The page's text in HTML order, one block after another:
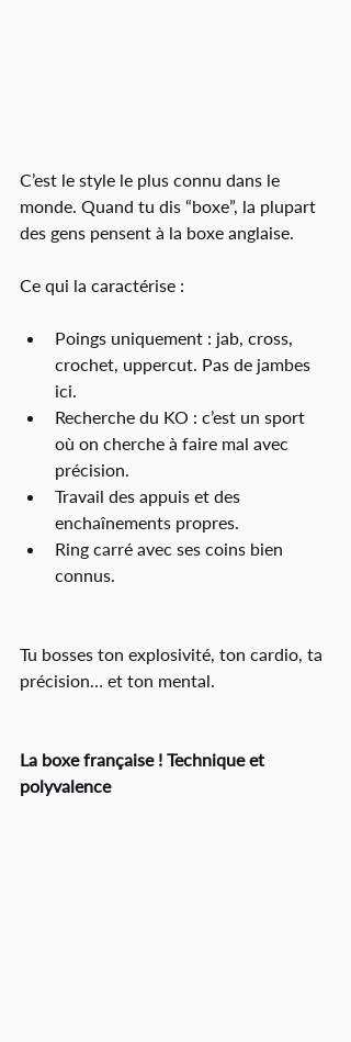
C’est le style le plus connu dans le
monde. Quand tu dis “boxe”, la plupart
des gens pensent à la boxe anglaise.
Ce qui la caractérise :
Poings uniquement : jab, cross,
crochet, uppercut. Pas de jambes
ici.
Recherche du KO : c’est un sport
où on cherche à faire mal avec
précision.
Travail des appuis et des
enchaînements propres.
Ring carré avec ses coins bien
connus.
Tu bosses ton explosivité, ton cardio, ta
précision… et ton mental.
La boxe française ! Technique et
polyvalence